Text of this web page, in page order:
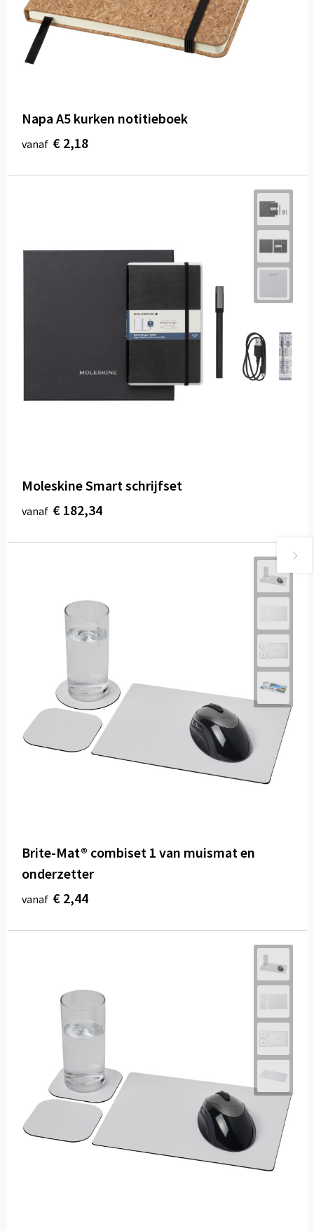
Napa A5 kurken notitieboek
vanaf € 2,18
Moleskine Smart schrijfset
vanaf € 182,34
Brite-Mat® combiset 1 van muismat en
onderzetter
vanaf € 2,44